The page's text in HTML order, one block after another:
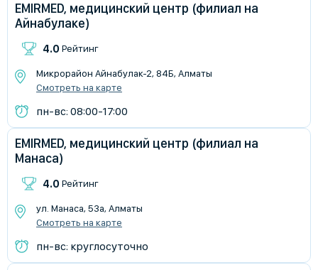
EMIRMED, медицинский центр (филиал на
Айнабулаке)
4.0 Рейтинг
​Микрорайон Айнабулак-2, 84Б, Алматы
Смотреть на карте
пн-вс: 08:00-17:00
EMIRMED, медицинский центр (филиал на
Манаса)
4.0 Рейтинг
ул. Манаса, 53а, Алматы
Смотреть на карте
пн-вс: круглосуточно